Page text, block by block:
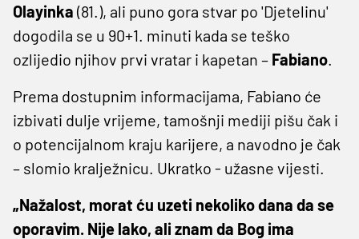
Olayinka (81.), ali puno gora stvar po 'Djetelinu'
dogodila se u 90+1. minuti kada se teško
ozlijedio njihov prvi vratar i kapetan – Fabiano.
Prema dostupnim informacijama, Fabiano će
izbivati dulje vrijeme, tamošnji mediji pišu čak i
o potencijalnom kraju karijere, a navodno je čak
– slomio kralježnicu. Ukratko - užasne vijesti.
„Nažalost, morat ću uzeti nekoliko dana da se
oporavim. Nije lako, ali znam da Bog ima